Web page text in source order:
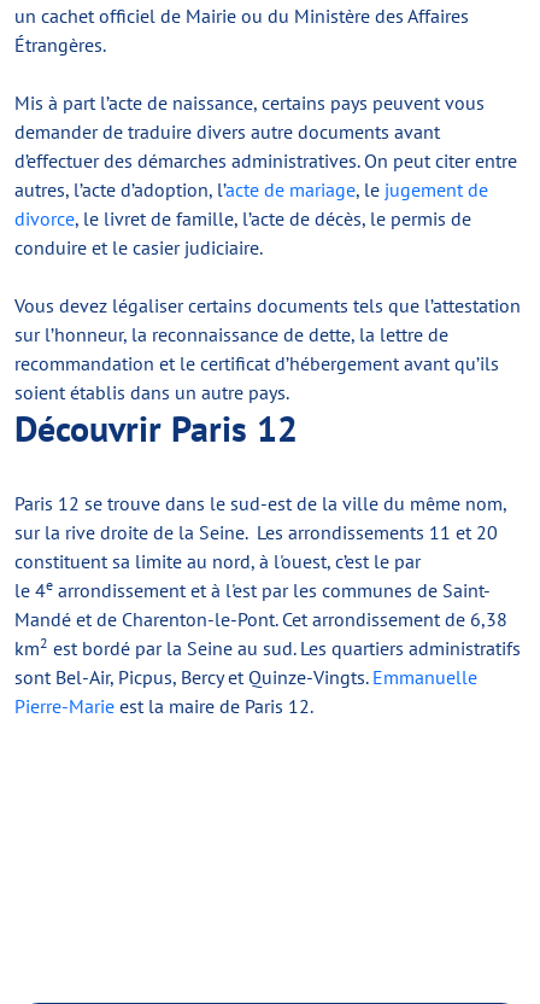
un cachet officiel de Mairie ou du Ministère des Affaires
Étrangères.
Mis à part l’acte de naissance, certains pays peuvent vous
demander de traduire divers autre documents avant
d’effectuer des démarches administratives. On peut citer entre
autres, l’acte d’adoption, l’acte de mariage, le jugement de
divorce, le livret de famille, l’acte de décès, le permis de
conduire et le casier judiciaire.
Vous devez légaliser certains documents tels que l’attestation
sur l’honneur, la reconnaissance de dette, la lettre de
recommandation et le certificat d’hébergement avant qu’ils
soient établis dans un autre pays.
Découvrir Paris 12
Paris 12 se trouve dans le sud-est de la ville du même nom,
sur la rive droite de la Seine. Les arrondissements 11 et 20
constituent sa limite au nord, à l'ouest, c’est le par
le 4e arrondissement et à l'est par les communes de Saint-
Mandé et de Charenton-le-Pont. Cet arrondissement de 6,38
km2 est bordé par la Seine au sud. Les quartiers administratifs
sont Bel-Air, Picpus, Bercy et Quinze-Vingts. Emmanuelle
Pierre-Marie est la maire de Paris 12.